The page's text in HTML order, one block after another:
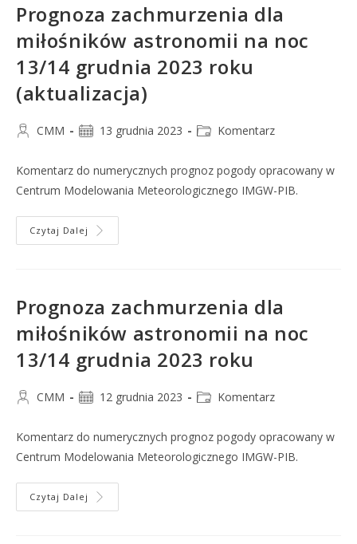
Prognoza zachmurzenia dla
miłośników astronomii na noc
13/14 grudnia 2023 roku
(aktualizacja)
CMM 13 grudnia 2023 Komentarz
Komentarz do numerycznych prognoz pogody opracowany w
Centrum Modelowania Meteorologicznego IMGW-PIB.
Czytaj Dalej
Prognoza zachmurzenia dla
miłośników astronomii na noc
13/14 grudnia 2023 roku
CMM 12 grudnia 2023 Komentarz
Komentarz do numerycznych prognoz pogody opracowany w
Centrum Modelowania Meteorologicznego IMGW-PIB.
Czytaj Dalej